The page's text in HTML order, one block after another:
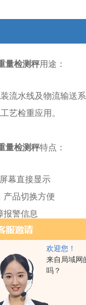
欢迎您！
来自局域网
吗？
量检测秤用途：
流水线及物流输送
艺检重应用。
量检测秤特点：
幕直接显示
产品切换方便
报警信息
作系统
，有效保证精度
护方便
现场要求
处理